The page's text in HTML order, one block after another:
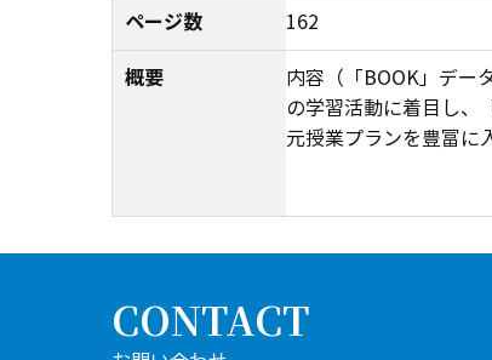
ページ数 162
概要
内容（「BOOK」デー
の学習活動に着目し、
元授業プランを豊富に
CONTACT